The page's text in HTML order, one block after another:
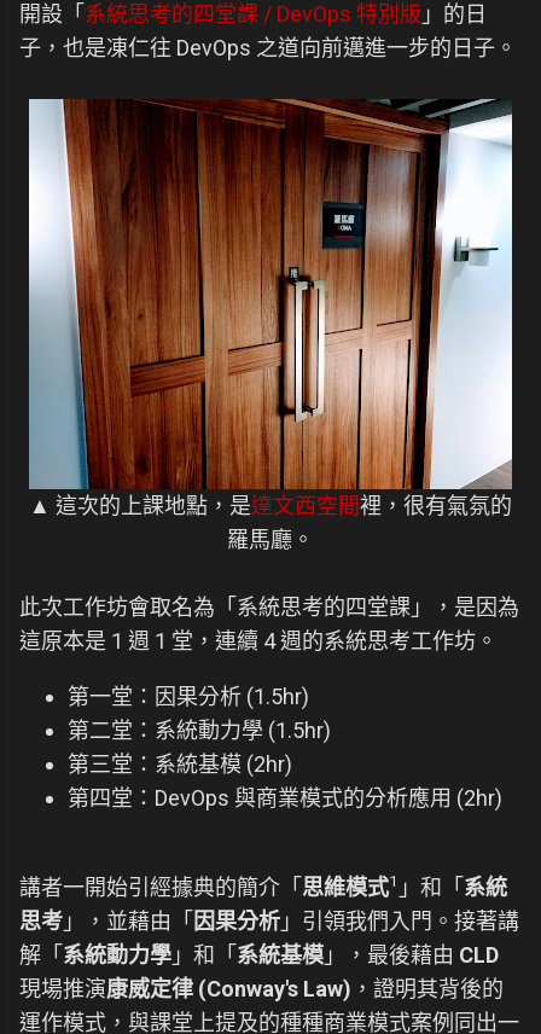
開設「 系統思考的四堂課 / DevOps 特別版 」的日
子，也是凍仁往 DevOps 之道向前邁進一步的日子。
▲ 這次的上課地點，是達文西空間裡，很有氣氛的
羅馬廳。
此次工作坊會取名為「系統思考的四堂課」，是因為
這原本是 1 週 1 堂，連續 4 週的系統思考工作坊。
第一堂：因果分析 (1.5hr)
第二堂：系統動力學 (1.5hr)
第三堂：系統基模 (2hr)
第四堂：DevOps 與商業模式的分析應用 (2hr)
講者一開始引經據典的簡介「 思維模式1 」和「 系統
思考 」，並藉由「 因果分析 」引領我們入門。接著講
解「 系統動力學 」和「 系統基模 」，最後藉由 CLD
現場推演康威定律 (Conway's Law) ，證明其背後的
運作模式，與課堂上提及的種種商業模式案例同出一